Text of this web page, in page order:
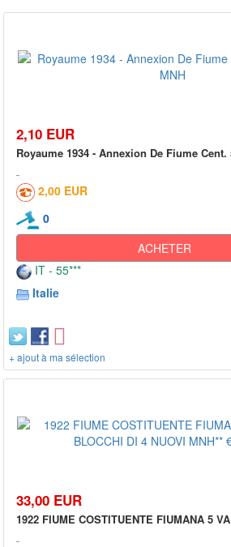
2,10 EUR
Royaume 1934 - Annexion De Fiume Cent.
2,00 EUR
0
ACHETER
IT - 55***
Italie
+ ajout à ma sélection
33,00 EUR
1922 FIUME COSTITUENTE FIUMANA 5